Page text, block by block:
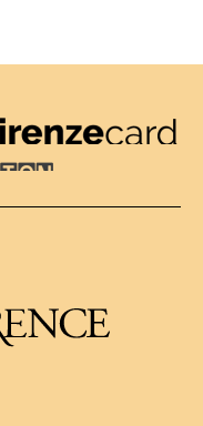
Firenze Card